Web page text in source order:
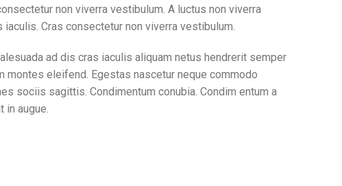
non viverra vestibulum. A luctus non viverra
Cras consectetur non viverra vestibulum.
ad dis cras iaculis aliquam netus hendrerit semper
eleifend. Egestas nascetur neque commodo
sociis sagittis. Condimentum conubia. Condim entum a
in augue.